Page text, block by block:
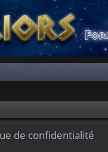
de confidentialité